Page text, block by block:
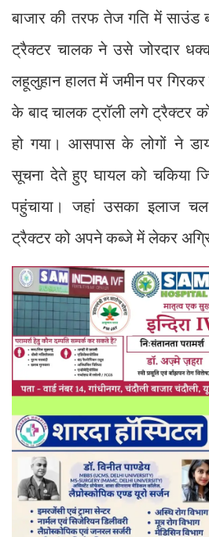
बाजार की तरफ तेज गति में साउंड
ट्रैक्टर चालक ने उसे जोरदार
लहूलुहान हालत में जमीन पर गिरकर
के बाद चालक ट्रॉली लगे ट्रैक्टर
हो गया। आसपास के लोगों ने
सूचना देते हुए घायल को चकिया
पहुंचाया। जहां उसका इलाज
ट्रैक्टर को अपने कब्जे में लेकर